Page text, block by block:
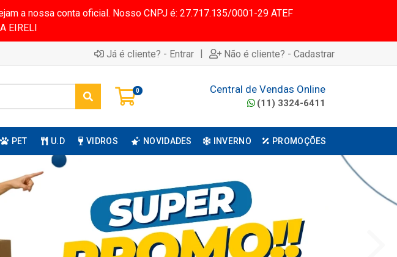
a nossa conta oficial. Nosso CNPJ é: 27.717.135/0001-29 ATEF
EIRELI
Já é cliente? - Entrar | Não é cliente? - Cadastrar
0 Central de Vendas Online
(11) 3324-6411
PET U.D VIDROS NOVIDADES INVERNO PROMOÇÕES